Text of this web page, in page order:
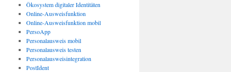
Ökosystem digitaler Identitäten
Online-Ausweisfunktion
Online-Ausweisfunktion mobil
PersoApp
Personalausweis mobil
Personalausweis testen
Personalausweisintegration
PostIdent